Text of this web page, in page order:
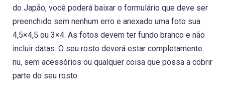
do Japão, você poderá baixar o formulário que deve ser
preenchido sem nenhum erro e anexado uma foto sua
4,5×4,5 ou 3×4. As fotos devem ter fundo branco e não
incluir datas. O seu rosto deverá estar completamente
nu, sem acessórios ou qualquer coisa que possa a cobrir
parte do seu rosto.